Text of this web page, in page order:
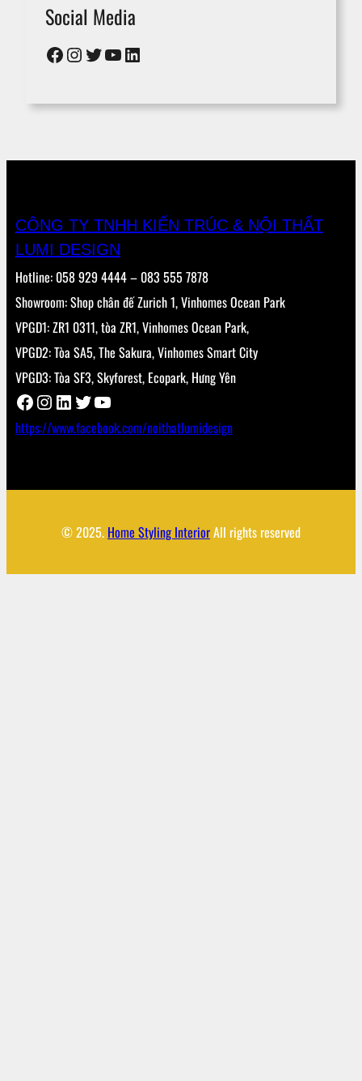
Social Media
Facebook Instagram Twitter YouTube LinkedIn
CÔNG TY TNHH KIẾN TRÚC & NỘI THẤT
LUMI DESIGN
Hotline: 058 929 4444 – 083 555 7878
Showroom: Shop chân đế Zurich 1, Vinhomes Ocean Park
VPGD1: ZR1 0311, tòa ZR1, Vinhomes Ocean Park,
VPGD2: Tòa SA5, The Sakura, Vinhomes Smart City
VPGD3: Tòa SF3, Skyforest, Ecopark, Hưng Yên
Facebook Instagram LinkedIn Twitter YouTube
https://www.facebook.com/noithatlumidesign
© 2025. Home Styling InteriorAll rights reserved